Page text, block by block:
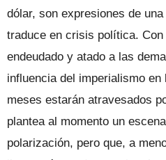
dólar, son expresiones de
traduce en crisis política.
endeudado y atado a las
influencia del imperialismo
meses estarán atravesados
plantea al momento un
polarización, pero que, a